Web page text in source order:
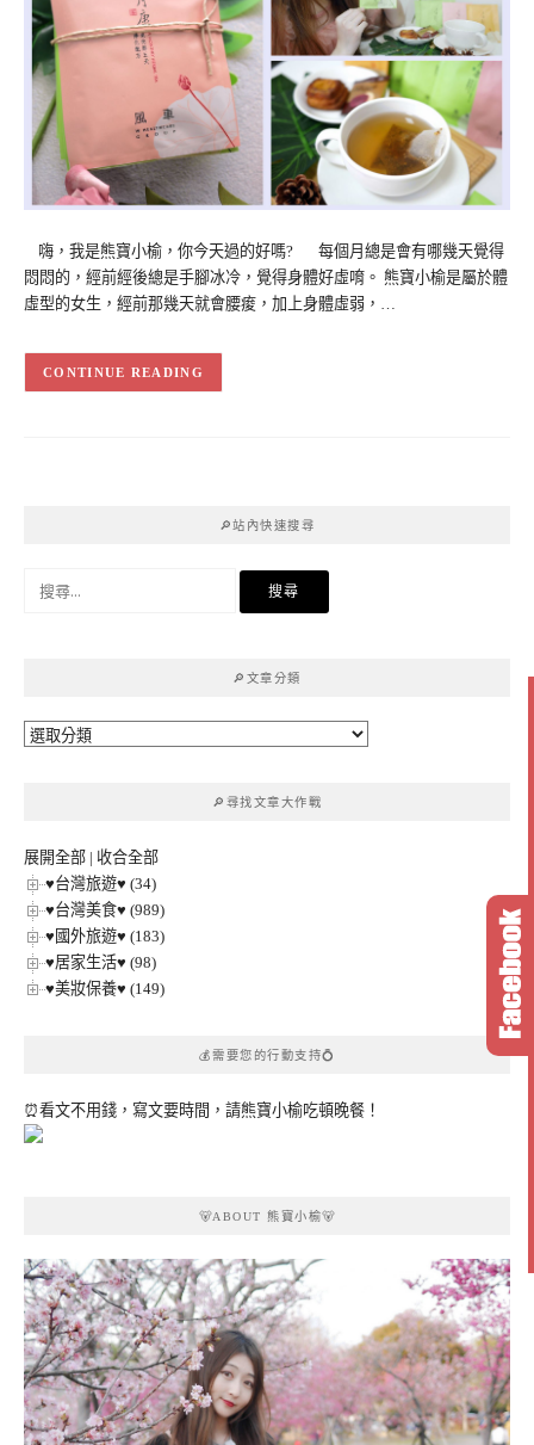
嗨，我是熊寶小榆，你今天過的好嗎? 每個月總是會有哪幾天覺得
悶悶的，經前經後總是手腳冰冷，覺得身體好虛唷。 熊寶小榆是屬於體
虛型的女生，經前那幾天就會腰痠，加上身體虛弱，…
CONTINUE READING
🔎站內快速搜尋
🔎文章分類
🔎
🔎尋找文章大作戰
展開全部 | 收合全部
♥台灣旅遊♥ (34)
♥台灣美食♥ (989)
♥國外旅遊♥ (183)
♥居家生活♥ (98)
♥美妝保養♥ (149)
💰需要您的行動支持💍
⏰看文不用錢，寫文要時間，請熊寶小榆吃頓晚餐！
🐻ABOUT 熊寶小榆🐻